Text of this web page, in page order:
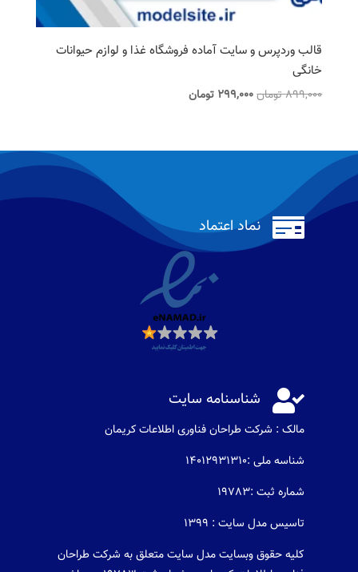
قالب وردپرس و سایت آماده فروشگاه غذا و لوازم حیوانات
خانگی
899,000تومانقیمت
بود.
299,000 تومانقیمت
است.
 نماد اعتماد
 شناسنامه سایت
مالک : شرکت طراحان فناوری اطلاعات كريمان
شناسه ملی :14012931310
شماره ثبت :19783
تاسیس مدل سایت : 1399
کلیه حقوق وبسایت مدل سایت متعلق به شرکت طراحان